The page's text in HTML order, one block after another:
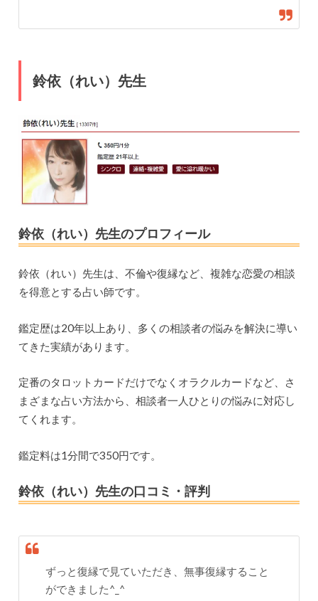
鈴依（れい）先生
鈴依（れい）先生のプロフィール
鈴依（れい）先生は、不倫や復縁など、複雑な恋愛の相談
を得意とする占い師です。
鑑定歴は20年以上あり、多くの相談者の悩みを解決に導い
てきた実績があります。
定番のタロットカードだけでなくオラクルカードなど、さ
まざまな占い方法から、相談者一人ひとりの悩みに対応し
てくれます。
鑑定料は1分間で350円です。
鈴依（れい）先生の口コミ・評判
ずっと復縁で見ていただき、無事復縁すること
ができました^_^